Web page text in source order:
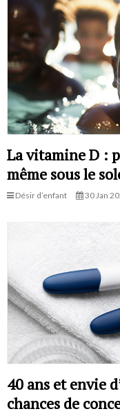
La vitamine D :
même sous le
Désir d’enfant 30 Jan
40 ans et envie
chances de